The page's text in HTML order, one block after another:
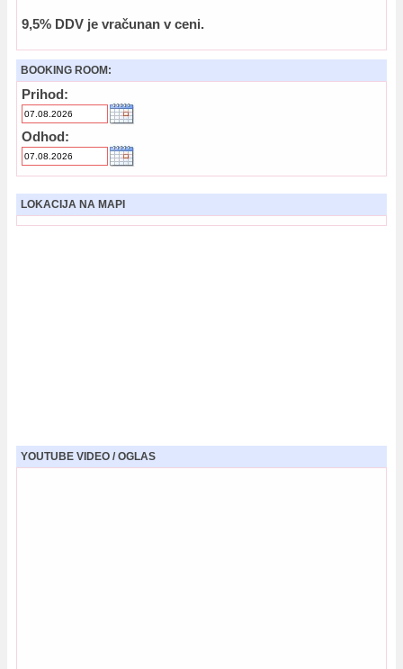
9,5% DDV je vračunan v ceni.
BOOKING ROOM:
Prihod:
Odhod:
LOKACIJA NA MAPI
YOUTUBE VIDEO / OGLAS